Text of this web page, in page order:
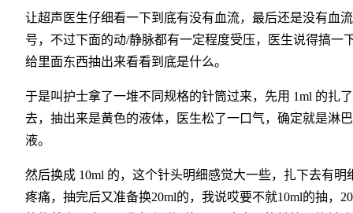
让超声医生仔细看一下到底有没有血流，最后还是没有血
号，不过下面的动/静脉都有一定程度受压，医生说得搞一
给里面东西抽出来看看到底是什么。
于是叫护士拿了一堆不同规格的针筒过来，先用 1ml 的扎
去，抽出来是黄色的液体，医生松了一口气，确定就是淋巴
液。
然后换成 10ml 的，这个针头明细感觉大一些，扎下去有明
疼痛，抽完后又准备换20ml的，我说哎要不就10ml的抽，